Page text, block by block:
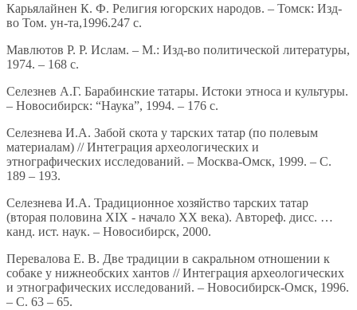
Карьялайнен К. Ф. Религия югорских народов. – Томск: Изд-
во Том. ун-та,1996.247 с.
Мавлютов Р. Р. Ислам. – М.: Изд-во политической литературы,
1974. – 168 с.
Селезнев А.Г. Барабинские татары. Истоки этноса и культуры.
– Новосибирск: “Наука”, 1994. – 176 с.
Селезнева И.А. Забой скота у тарских татар (по полевым
материалам) // Интеграция археологических и
этнографических исследований. – Москва-Омск, 1999. – С.
189 – 193.
Селезнева И.А. Традиционное хозяйство тарских татар
(вторая половина XIX - начало XX века). Автореф. дисс. …
канд. ист. наук. – Новосибирск, 2000.
Перевалова Е. В. Две традиции в сакральном отношении к
собаке у нижнеобских хантов // Интеграция археологических
и этнографических исследований. – Новосибирск-Омск, 1996.
– С. 63 – 65.